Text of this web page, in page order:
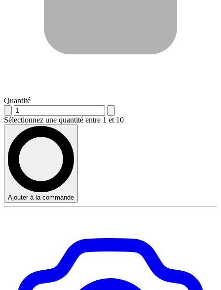
Quantité
Sélectionnez une quantité entre 1 et 10
Ajouter à la commande